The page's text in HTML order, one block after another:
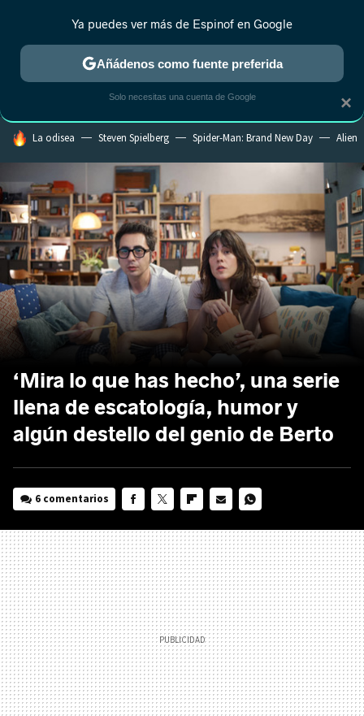
ESTRENOS REALITY ANIME RANKINGS CINE
HOY SE HABLA DE
La odisea Steven Spielberg Spider-Man: Brand New Day Alien
‘Mira lo que has hecho’, una serie
llena de escatología, humor y
algún destello del genio de Berto
6 comentarios
MAIL
×
Ya puedes ver más de Espinof en Google
Añádenos como fuente preferida
Solo necesitas una cuenta de Google